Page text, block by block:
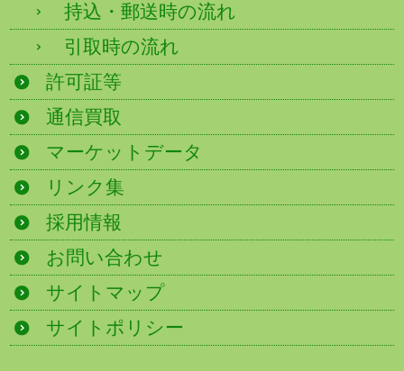
持込・郵送時の流れ
引取時の流れ
許可証等
通信買取
マーケットデータ
リンク集
採用情報
お問い合わせ
サイトマップ
サイトポリシー